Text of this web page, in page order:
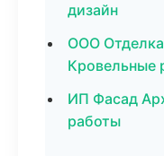
дизайн
ООО
Кровельные
ИП Фасад
работы